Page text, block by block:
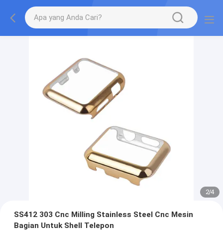
2/4
SS412 303 Cnc Milling Stainless Steel Cnc Mesin
Bagian Untuk Shell Telepon